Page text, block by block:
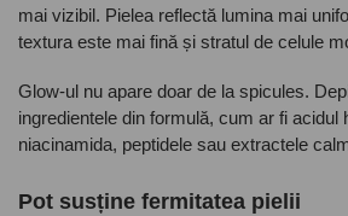
mai vizibil. Pielea reflectă lumina mai
textura este mai fină și stratul de celule
Glow-ul nu apare doar de la spicules.
ingredientele din formulă, cum ar fi acidul
niacinamida, peptidele sau extractele
Pot susține fermitatea pielii